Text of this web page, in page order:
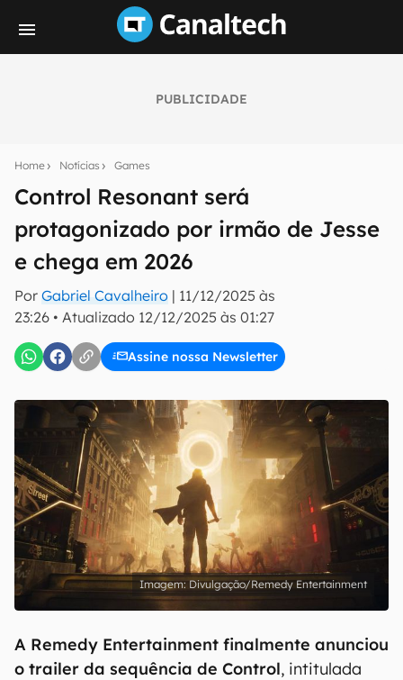
PUBLICIDADE
Home Notícias Games
Control Resonant será
protagonizado por irmão de Jesse
e chega em 2026
Por Gabriel Cavalheiro | 11/12/2025 às
23:26 • Atualizado 12/12/2025 às 01:27
Assine nossa Newsletter
notícias e reviews sobre tecnologia em primeira
mão.
E-mail
inscreva-se
Confirmo que li, aceito e concordo com os Termos de
Uso e Política de Privacidade do Canaltech.
Divulgação/Remedy Entertainment
A Remedy Entertainment finalmente anunciou
o trailer da sequência de Control, intitulada